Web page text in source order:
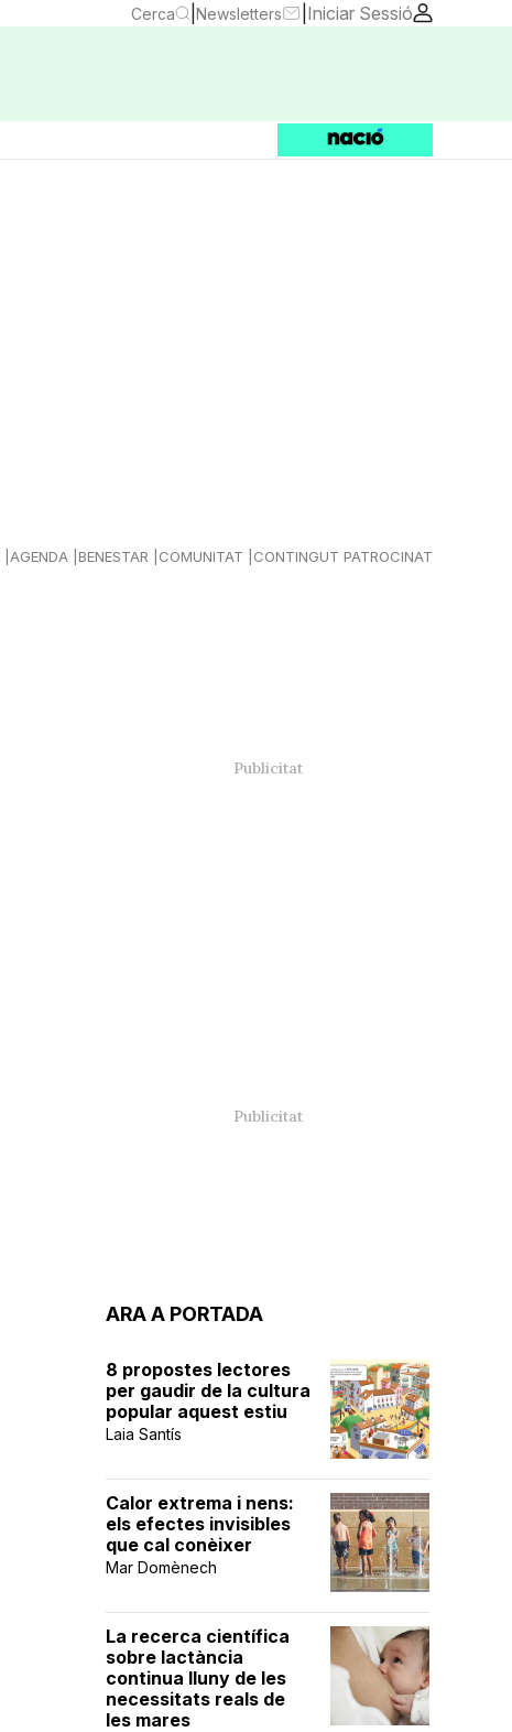
Cerca Newsletters Iniciar Sessió
AGENDA BENESTAR COMUNITAT CONTINGUT PATROCINAT
ARA A PORTADA
8 propostes lectores
per gaudir de la cultura
popular aquest estiu
Laia Santís
Calor extrema i nens:
els efectes invisibles
que cal conèixer
Mar Domènech
La recerca científica
sobre lactància
continua lluny de les
necessitats reals de
les mares